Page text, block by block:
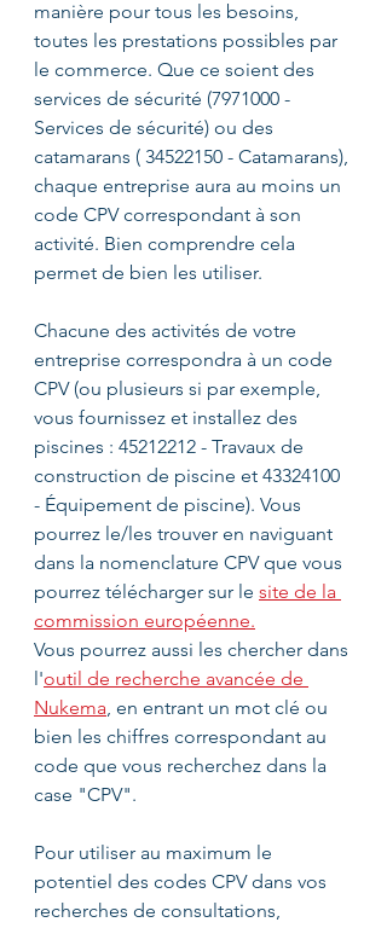
manière pour tous les besoins,
toutes les prestations possibles par
le commerce. Que ce soient des
services de sécurité (7971000 -
Services de sécurité) ou des
catamarans ( 34522150 - Catamarans),
chaque entreprise aura au moins un
code CPV correspondant à son
activité. Bien comprendre cela
permet de bien les utiliser.
Chacune des activités de votre
entreprise correspondra à un code
CPV (ou plusieurs si par exemple,
vous fournissez et installez des
piscines : 45212212 - Travaux de
construction de piscine et 43324100
- Équipement de piscine). Vous
pourrez le/les trouver en naviguant
dans la nomenclature CPV que vous
pourrez télécharger sur le site de la
commission européenne.
Vous pourrez aussi les chercher dans
l'outil de recherche avancée de
Nukema en entrant un mot clé ou
bien les chiffres correspondant au
code que vous recherchez dans la
case "CPV".
Pour utiliser au maximum le
potentiel des codes CPV dans vos
recherches de consultations,